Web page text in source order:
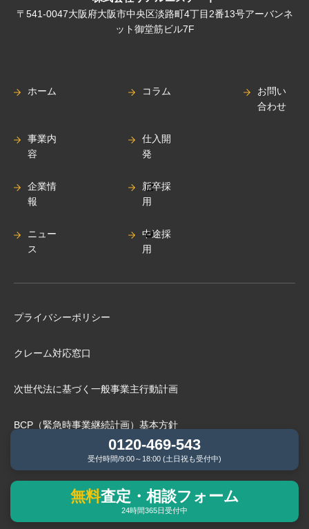
〒541-0047大阪府大阪市中央区淡路町4丁目2番13号アーバンネ
ット御堂筋ビル7F
ホーム
事業内
容
企業情
報
ニュー
ス
コラム
仕入開
発
新卒採
用
中途採
用
お問い
合わせ
プライバシーポリシー
クレーム対応窓口
次世代法に基づく⼀般事業主⾏動計画
BCP（緊急時事業継続計画）基本⽅針
弊社管理物件にお住まいの⽅へ
情報セキュリティ基本方針
0120-469-543
受付時間/9:00～18:00 (土日祝も受付中)
無料査定・相談フォーム
24時間365日受付中